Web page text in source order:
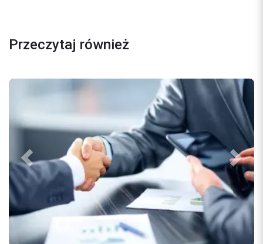
Przeczytaj również
21/08/2024
Previous Next